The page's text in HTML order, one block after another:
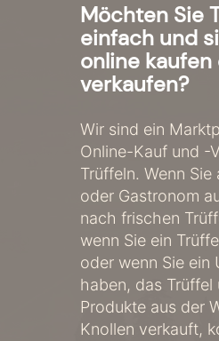
Möchten Sie
einfach und
online kaufen
verkaufen?
Wir sind ein
Online-Kauf und -
Trüffeln. Wenn
oder Gastronom
nach frischen
wenn Sie ein
oder wenn Sie ein
haben, das Trüffel
Produkte aus der
Knollen verkauft,